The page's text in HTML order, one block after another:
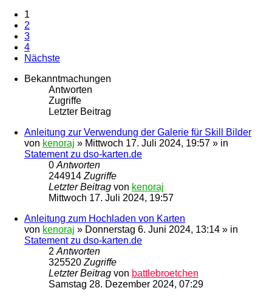
1
2
3
4
Nächste
Bekanntmachungen
Antworten
Zugriffe
Letzter Beitrag
Anleitung zur Verwendung der Galerie für Skill Bilder
von kenoraj » Mittwoch 17. Juli 2024, 19:57 » in
Statement zu dso-karten.de
0Antworten
244914Zugriffe
Letzter Beitrag von kenoraj
Mittwoch 17. Juli 2024, 19:57
Anleitung zum Hochladen von Karten
von kenoraj » Donnerstag 6. Juni 2024, 13:14 » in
Statement zu dso-karten.de
2Antworten
325520Zugriffe
Letzter Beitrag von battlebroetchen
Samstag 28. Dezember 2024, 07:29